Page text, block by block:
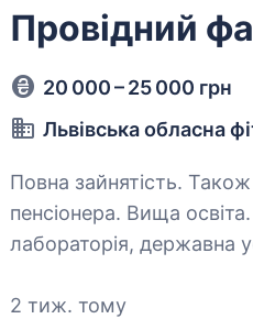
Провідний
20 000 – 25 000 грн
Львівська обласна
Повна зайнятість. Також
пенсіонера. Вища освіта. Привіт! Ми — Львівська обласна фітосанітарна
лабораторія, державна
приєднатися до нашої
2 тиж. тому